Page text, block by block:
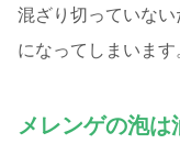
混ざり切っていな
になってしまいます
メレンゲの泡